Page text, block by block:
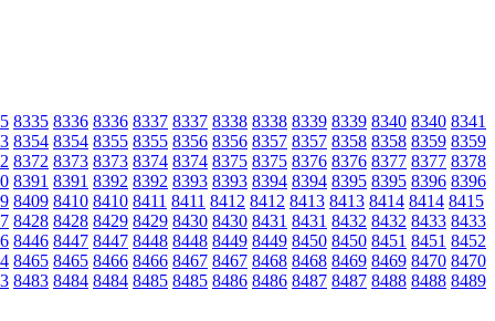
8335 8336 8336 8337 8337 8338 8338 8339 8339 8340 8340 8341
8354 8354 8355 8355 8356 8356 8357 8357 8358 8358 8359 8359
8372 8373 8373 8374 8374 8375 8375 8376 8376 8377 8377 8378
8391 8391 8392 8392 8393 8393 8394 8394 8395 8395 8396 8396
8409 8410 8410 8411 8411 8412 8412 8413 8413 8414 8414 8415
8428 8428 8429 8429 8430 8430 8431 8431 8432 8432 8433 8433
8446 8447 8447 8448 8448 8449 8449 8450 8450 8451 8451 8452
8465 8465 8466 8466 8467 8467 8468 8468 8469 8469 8470 8470
8483 8484 8484 8485 8485 8486 8486 8487 8487 8488 8488 8489